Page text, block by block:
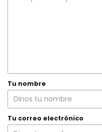
Tu nombre
Tu correo electrónico